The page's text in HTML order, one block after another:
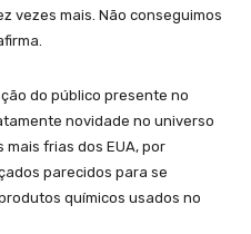
vezes mais. Não conseguimos
do público presente no
novidade no universo
frias dos EUA, por
parecidos para se
químicos usados no